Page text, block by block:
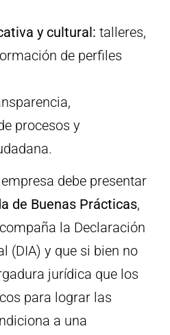
y cultural: talleres,
de perfiles
procesos y
debe presentar
de Buenas Prácticas,
la Declaración
(DIA) y que si bien no
jurídica que los
para lograr las
a una